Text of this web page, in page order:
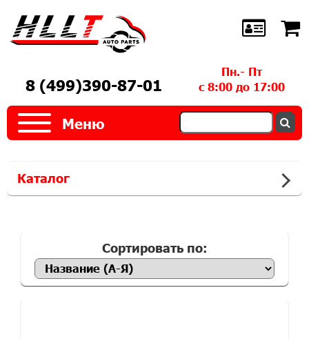
8 (499)390-87-01
Пн.- Пт
с 8:00 до 17:00
Меню
Каталог
Сортировать по: